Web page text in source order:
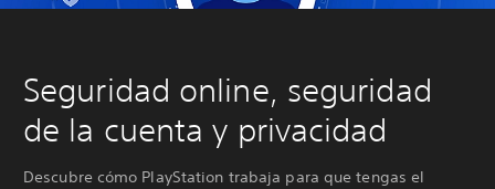
Seguridad online, seguridad
de la cuenta y privacidad
Descubre cómo PlayStation trabaja para que tengas el